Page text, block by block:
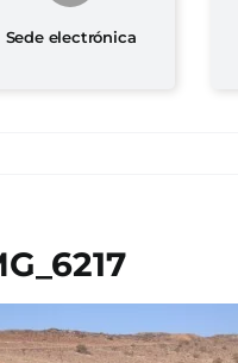
Sede electrónica